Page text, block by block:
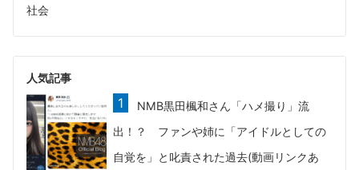
社会
人気記事
NMB黒田楓和さん「ハメ撮り」流
出！？ ファンや姉に「アイドルとしての
自覚を」と叱責された過去(動画リンクあ